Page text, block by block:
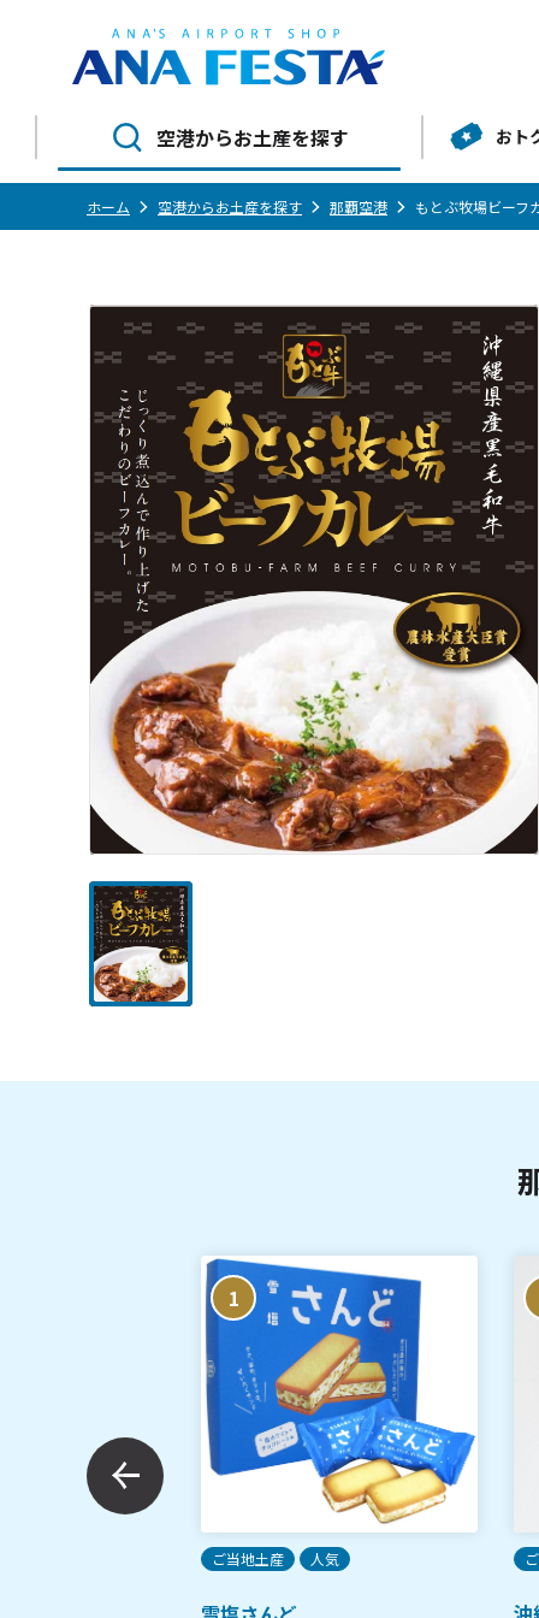
空港からお土産を探す おト
ホーム 空港からお土産を探す 那覇空港 もとぶ牧場ビーフ
1
ご当地土産 人気